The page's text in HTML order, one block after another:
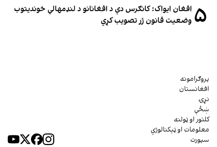
۵ افغان ایواک: کانګرس دې د افغانانو د لنډمهالي خوندیتوب
وضعیت قانون ژر تصویب کړي
پروګرامونه
افغانستان
نړۍ
ښځې
کلتور او ټولنه
معلومات او ټېکنالوژي
سپورت